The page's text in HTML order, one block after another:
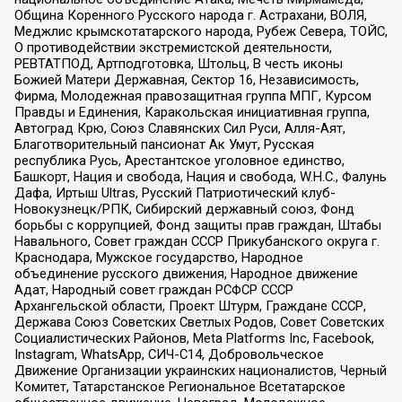
Община Коренного Русского народа г. Астрахани, ВОЛЯ,
Меджлис крымскотатарского народа, Рубеж Севера, ТОЙС,
О противодействии экстремистской деятельности,
РЕВТАТПОД, Артподготовка, Штольц, В честь иконы
Божией Матери Державная, Сектор 16, Независимость,
Фирма, Молодежная правозащитная группа МПГ, Курсом
Правды и Единения, Каракольская инициативная группа,
Автоград Крю, Союз Славянских Сил Руси, Алля-Аят,
Благотворительный пансионат Ак Умут, Русская
республика Русь, Арестантское уголовное единство,
Башкорт, Нация и свобода, Нация и свобода, W.H.С., Фалунь
Дафа, Иртыш Ultras, Русский Патриотический клуб-
Новокузнецк/РПК, Сибирский державный союз, Фонд
борьбы с коррупцией, Фонд защиты прав граждан, Штабы
Навального, Совет граждан СССР Прикубанского округа г.
Краснодара, Мужское государство, Народное
объединение русского движения, Народное движение
Адат, Народный совет граждан РСФСР СССР
Архангельской области, Проект Штурм, Граждане СССР,
Держава Союз Советских Светлых Родов, Совет Советских
Социалистических Районов, Meta Platforms Inc, Facebook,
Instagram, WhatsApp, СИЧ-С14, Добровольческое
Движение Организации украинских националистов, Черный
Комитет, Татарстанское Региональное Всетатарское